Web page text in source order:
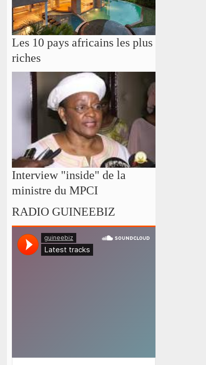
Les 10 pays africains les plus
riches
Interview "inside" de la
ministre du MPCI
RADIO GUINEEBIZ